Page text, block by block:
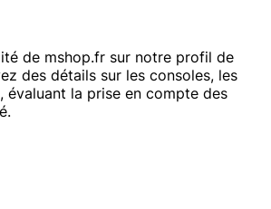
de mshop.fr sur notre profil de
des détails sur les consoles, les
évaluant la prise en compte des